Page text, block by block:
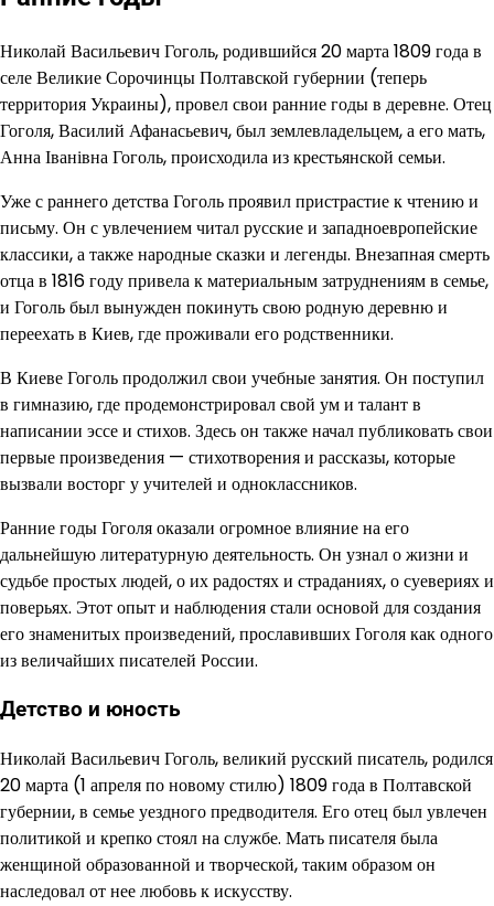
Николай Васильевич Гоголь, родившийся 20 марта 1809 года в
селе Великие Сорочинцы Полтавской губернии (теперь
территория Украины), провел свои ранние годы в деревне. Отец
Гоголя, Василий Афанасьевич, был землевладельцем, а его мать,
Анна Іванівна Гоголь, происходила из крестьянской семьи.
Уже с раннего детства Гоголь проявил пристрастие к чтению и
письму. Он с увлечением читал русские и западноевропейские
классики, а также народные сказки и легенды. Внезапная смерть
отца в 1816 году привела к материальным затруднениям в семье,
и Гоголь был вынужден покинуть свою родную деревню и
переехать в Киев, где проживали его родственники.
В Киеве Гоголь продолжил свои учебные занятия. Он поступил
в гимназию, где продемонстрировал свой ум и талант в
написании эссе и стихов. Здесь он также начал публиковать свои
первые произведения — стихотворения и рассказы, которые
вызвали восторг у учителей и одноклассников.
Ранние годы Гоголя оказали огромное влияние на его
дальнейшую литературную деятельность. Он узнал о жизни и
судьбе простых людей, о их радостях и страданиях, о суевериях и
поверьях. Этот опыт и наблюдения стали основой для создания
его знаменитых произведений, прославивших Гоголя как одного
из величайших писателей России.
Детство и юность
Николай Васильевич Гоголь, великий русский писатель, родился
20 марта (1 апреля по новому стилю) 1809 года в Полтавской
губернии, в семье уездного предводителя. Его отец был увлечен
политикой и крепко стоял на службе. Мать писателя была
женщиной образованной и творческой, таким образом он
наследовал от нее любовь к искусству.